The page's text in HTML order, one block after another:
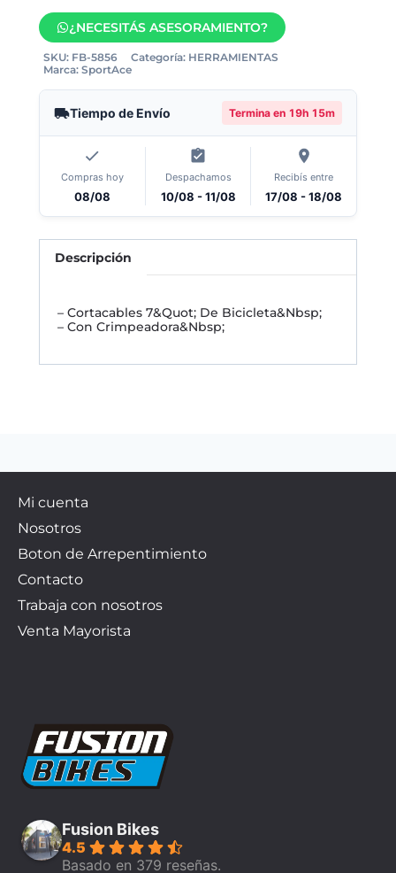
¿NECESITÁS ASESORAMIENTO?
SKU: FB-5856 Categoría: HERRAMIENTAS
Marca: SportAce
Tiempo de Envío Termina en 19h 15m
Compras hoy
08/08
Despachamos
10/08 - 11/08
Recibís entre
17/08 - 18/08
Descripción
– Cortacables 7&Quot; De Bicicleta&Nbsp;
– Con Crimpeadora&Nbsp;
Mi cuenta
Nosotros
Boton de Arrepentimiento
Contacto
Trabaja con nosotros
Venta Mayorista
Fusion Bikes
4.5
Basado en 379 reseñas.